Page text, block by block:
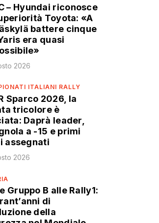
– Hyundai riconosce
Toyota: «A
battere cinque
era quasi
2026
ITALIANI RALLY
Sparco 2026, la
tricolore è
Daprà leader,
a -15 e primi
assegnati
2026
Gruppo B alle Rally1:
di
della